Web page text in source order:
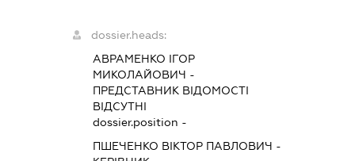
dossier.heads:
АВРАМЕНКО ІГОР
МИКОЛАЙОВИЧ -
ПРЕДСТАВНИК ВІДОМОСТІ
ВІДСУТНІ
dossier.position -
ПШЕЧЕНКО ВІКТОР ПАВЛОВИЧ -